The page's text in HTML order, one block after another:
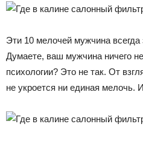
Эти 10 мелочей мужчина
Думаете, ваш мужчина ничего
психологии? Это не так. От
не укроется ни единая мелочь.